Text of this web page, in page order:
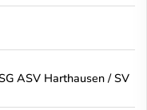
ASV Harthausen / SV